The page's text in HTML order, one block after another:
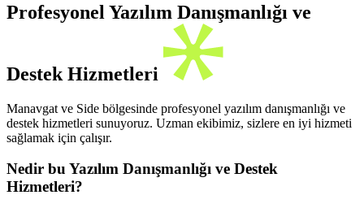
Profesyonel Yazılım Danışmanlığı ve
Destek Hizmetleri
Manavgat ve Side bölgesinde profesyonel yazılım danışmanlığı ve
destek hizmetleri sunuyoruz. Uzman ekibimiz, sizlere en iyi hizmeti
sağlamak için çalışır.
Nedir bu Yazılım Danışmanlığı ve Destek
Hizmetleri?